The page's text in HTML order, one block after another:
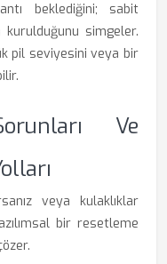
beklediğini; sabit
kurulduğunu simgeler.
pil seviyesini veya bir
Ve
veya kulaklıklar
bir resetleme